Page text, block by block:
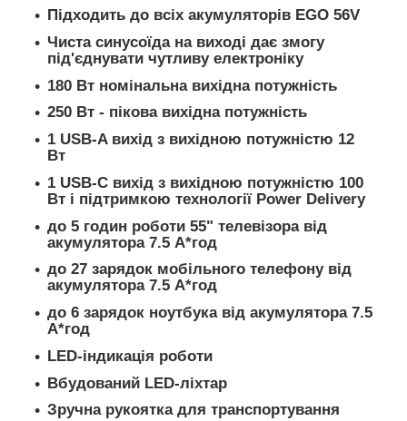
Підходить до всіх акумуляторів EGO 56V
Чиста синусоїда на виході дає змогу
під'єднувати чутливу електроніку
180 Вт номінальна вихідна потужність
250 Вт - пікова вихідна потужність
1 USB-A вихід з вихідною потужністю 12
Вт
1 USB-C вихід з вихідною потужністю 100
Вт і підтримкою технології Power Delivery
до 5 годин роботи 55" телевізора від
акумулятора 7.5 А*год
до 27 зарядок мобільного телефону від
акумулятора 7.5 А*год
до 6 зарядок ноутбука від акумулятора 7.5
А*год
LED-індикація роботи
Вбудований LED-ліхтар
Зручна рукоятка для транспортування